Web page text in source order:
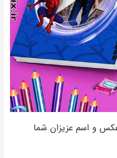
و اسم عزیزان شما